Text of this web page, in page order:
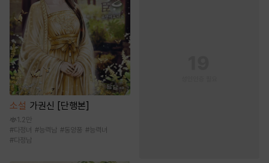
소설 가권신 [단행본]
1.2만
#다정녀 #능력남 #동양풍 #능력녀
#다정남